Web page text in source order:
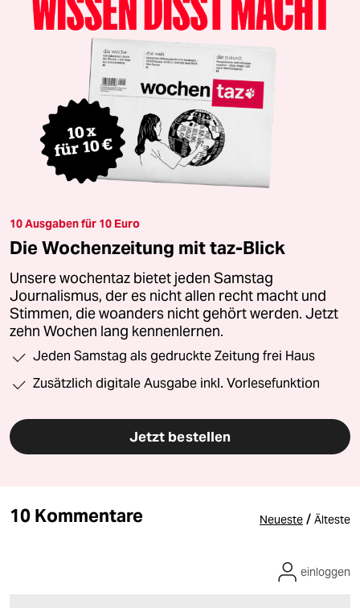
10 Ausgaben für 10 Euro
Die Wochenzeitung mit taz-Blick
Unsere wochentaz bietet jeden Samstag
Journalismus, der es nicht allen recht macht und
Stimmen, die woanders nicht gehört werden. Jetzt
zehn Wochen lang kennenlernen.
Jeden Samstag als gedruckte Zeitung frei Haus
Zusätzlich digitale Ausgabe inkl. Vorlesefunktion
Jetzt bestellen
10 Kommentare Neueste / Älteste
einloggen